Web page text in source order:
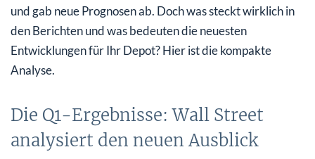
Frischer Wind: Warum die Nvidia Aktie von neuen CPU-
Plänen profitiert
und gab neue Prognosen ab. Doch was steckt wirklich in
den Berichten und was bedeuten die neuesten
Entwicklungen für Ihr Depot? Hier ist die kompakte
Analyse.
Die Q1-Ergebnisse: Wall Street
analysiert den neuen Ausblick